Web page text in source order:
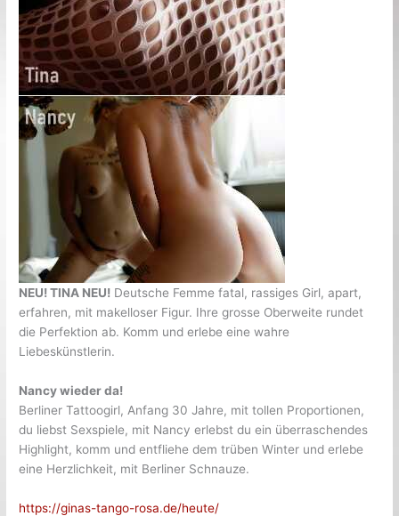
NEU! TINA NEU! Deutsche Femme fatal, rassiges Girl, apart,
erfahren, mit makelloser Figur. Ihre grosse Oberweite rundet
die Perfektion ab. Komm und erlebe eine wahre
Liebeskünstlerin.
Nancy wieder da!
Berliner Tattoogirl, Anfang 30 Jahre, mit tollen Proportionen,
du liebst Sexspiele, mit Nancy erlebst du ein überraschendes
Highlight, komm und entfliehe dem trüben Winter und erlebe
eine Herzlichkeit, mit Berliner Schnauze.
https://ginas-tango-rosa.de/heute/